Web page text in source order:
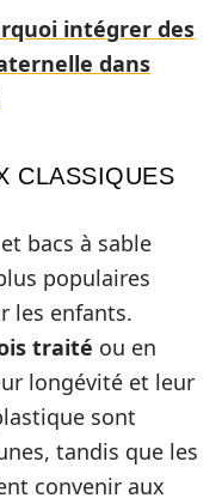
intégrer des
dans
CLASSIQUES
bacs à sable
populaires
les enfants.
traité ou en
longévité et leur
sont
tandis que les
convenir aux